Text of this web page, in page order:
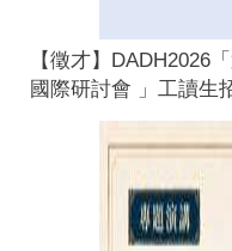
【徵才】DADH2026
國際研討會 」工讀生